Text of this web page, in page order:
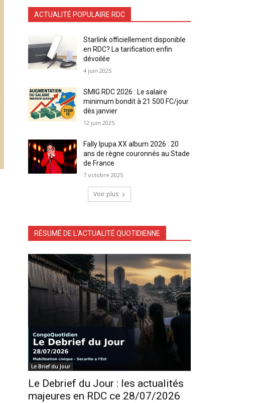
ACTUALITÉ POPULAIRE RDC
Starlink officiellement disponible
en RDC? La tarification enfin
dévoilée
4 juin 2025
SMIG RDC 2026 : Le salaire
minimum bondit à 21 500 FC/jour
dès janvier
12 juin 2025
Fally Ipupa XX album 2026 : 20
ans de règne couronnés au Stade
de France
7 octobre 2025
Voir plus
RÉSUMÉ DE L'ACTUALITÉ QUOTIDIENNE
Le Brief du Jour
Le Debrief du Jour : les actualités
majeures en RDC ce 28/07/2026